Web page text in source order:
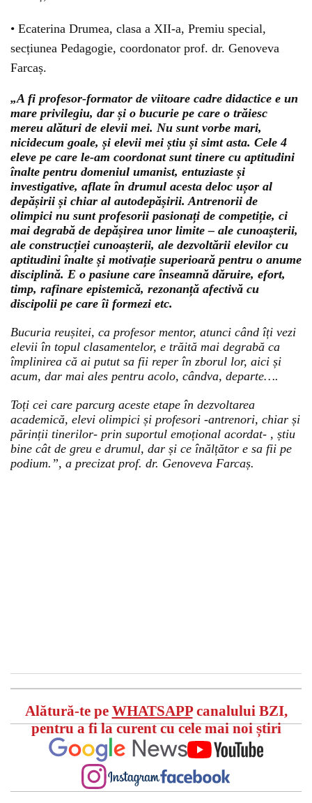
• Ecaterina Drumea, clasa a XII-a, Premiu special,
secțiunea Pedagogie, coordonator prof. dr. Genoveva
Farcaș.
„A fi profesor-formator de viitoare cadre didactice e un
mare privilegiu, dar și o bucurie pe care o trăiesc
mereu alături de elevii mei. Nu sunt vorbe mari,
nicidecum goale, și elevii mei știu și simt asta. Cele 4
eleve pe care le-am coordonat sunt tinere cu aptitudini
înalte pentru domeniul umanist, entuziaste și
investigative, aflate în drumul acesta deloc ușor al
depășirii și chiar al autodepășirii. Antrenorii de
olimpici nu sunt profesorii pasionați de competiție, ci
mai degrabă de depășirea unor limite – ale cunoașterii,
ale construcției cunoașterii, ale dezvoltării elevilor cu
aptitudini înalte și motivație superioară pentru o anume
disciplină. E o pasiune care înseamnă dăruire, efort,
timp, rafinare epistemică, rezonanță afectivă cu
discipolii pe care îi formezi etc.
Bucuria reușitei, ca profesor mentor, atunci când îți vezi
elevii în topul clasamentelor, e trăită mai degrabă ca
împlinirea că ai putut sa fii reper în zborul lor, aici și
acum, dar mai ales pentru acolo, cândva, departe….
Toți cei care parcurg aceste etape în dezvoltarea
academică, elevi olimpici și profesori -antrenori, chiar și
părinții tinerilor- prin suportul emoțional acordat- , știu
bine cât de greu e drumul, dar și ce înălțător e sa fii pe
podium.”, a precizat prof. dr. Genoveva Farcaș.
Alătură-te pe WHATSAPPcanalului BZI,
pentru a fi la curent cu cele mai noi știri